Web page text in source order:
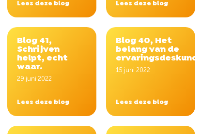
Lees deze blog Lees deze blog
Blog 41,
Schrijven
helpt, echt
waar.
29 juni 2022
Lees deze blog
Blog 40, Het
belang van de
ervaringsdeskundige.
15 juni 2022
Lees deze blog